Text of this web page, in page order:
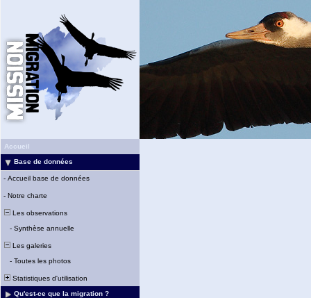
Accueil
Base de données
- Accueil base de données
- Notre charte
Les observations
- Synthèse annuelle
Les galeries
- Toutes les photos
Statistiques d'utilisation
Qu'est-ce que la migration ?